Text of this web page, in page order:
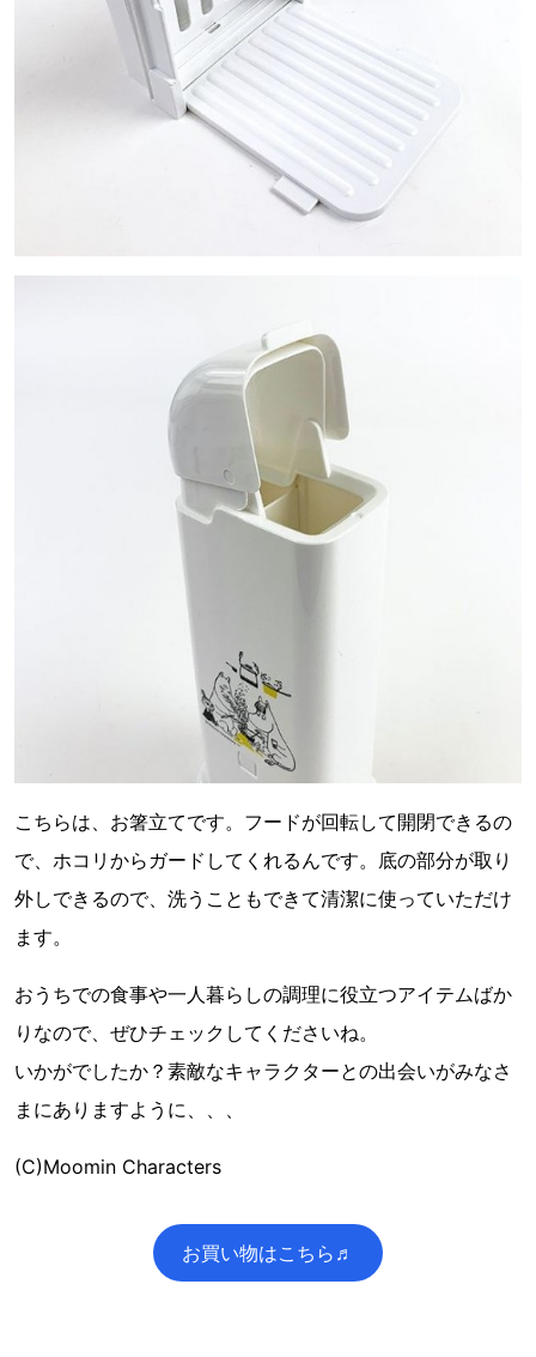
こちらは、お箸立てです。フードが回転して開閉できるの
で、ホコリからガードしてくれるんです。底の部分が取り
外しできるので、洗うこともできて清潔に使っていただけ
ます。
おうちでの食事や一人暮らしの調理に役立つアイテムばか
りなので、ぜひチェックしてくださいね。
いかがでしたか？素敵なキャラクターとの出会いがみなさ
まにありますように、、、
(C)Moomin Characters
お買い物はこちら♬